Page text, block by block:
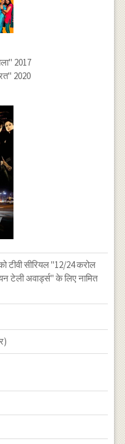
2017
2020
टीवी सीरियल "12/24 करोल
टेली अवार्ड्स" के लिए नामित